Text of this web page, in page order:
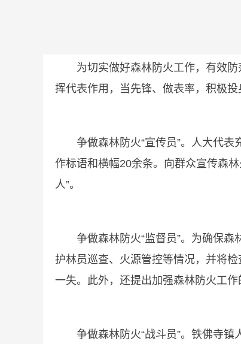
为切实做好森林防火工作，有效防
挥代表作用，当先锋、做表率，积极
争做森林防火“宣传员”。人大代表
作标语和横幅20余条。向群众宣传森
人”。
争做森林防火“监督员”。为确保森
护林员巡查、火源管控等情况，并将
一失。此外，还提出加强森林防火工
争做森林防火“战斗员”。铁佛寺镇